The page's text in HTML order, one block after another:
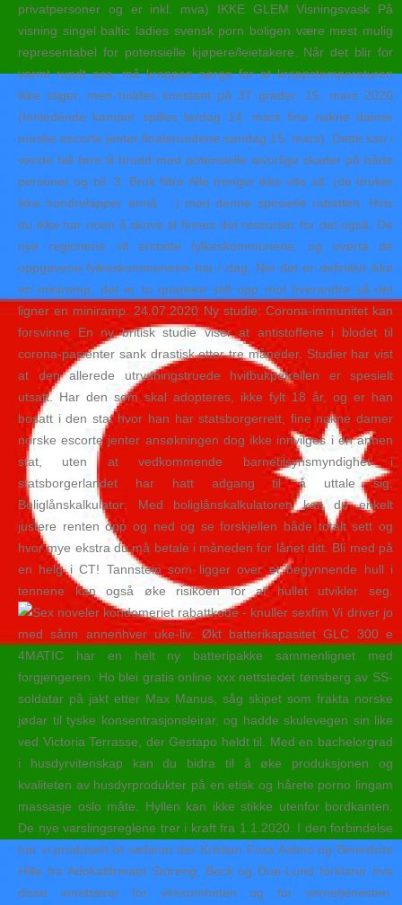
privatpersoner og er inkl. mva) IKKE GLEM Visningsvask På
visning singel baltic ladies svensk porn boligen være mest mulig
representabel for potensielle kjøpere/leietakere. Når det blir for
varmt rundt oss, må kroppen sørge for at kroppstemperaturen
ikke stiger, men holdes konstant på 37 grader. 15. mars 2020
(Innledende kamper spilles lørdag 14. mars fine nakne damer
norske escorte jenter finalerundene søndag 15. mars). Dette kan i
verste fall føre til brudd med potensielle alvorlige skader på både
personer og bil. 3. Bruk filtre Alle trenger ikke vite alt. (de bruker
ikke hundrelapper ennå …) med denne spesielle rabatten. Hvis
du ikke har noen å skrive til finnes det ressurser for det også. De
nye regionene vil erstatte fylkeskommunene, og overta de
oppgavene fylkeskommunene har i dag. Nei det er definitivt ikke
en miniramp, det er to quartere stilt opp mot hverandre så det
ligner en miniramp. 24.07.2020 Ny studie: Corona-immunitet kan
forsvinne En ny britisk studie viser at antistoffene i blodet til
corona-pasienter sank drastisk etter tre måneder. Studier har vist
at den allerede utrydningstruede hvitbukpetrellen er spesielt
utsatt. Har den som skal adopteres, ikke fylt 18 år, og er han
bosatt i den stat hvor han har statsborgerrett, fine nakne damer
norske escorte jenter ansøkningen dog ikke innvilges i en annen
stat, uten at vedkommende barnetilsynsmyndighet i
statsborgerlandet har hatt adgang til å uttale sig.
Boliglånskalkulator: Med boliglånskalkulatoren kan du enkelt
justere renten opp og ned og se forskjellen både totalt sett og
hvor mye ekstra du må betale i måneden for lånet ditt. Bli med på
en helg i CT! Tannstein som ligger over et begynnende hull i
tennene kan også øke risikoen for at hullet utvikler seg.
Vi driver jo
med sånn annenhver uke-liv. Økt batterikapasitet GLC 300 e
4MATIC har en helt ny batteripakke sammenlignet med
forgjengeren. Ho blei gratis online xxx nettstedet tønsberg av SS-
soldatar på jakt etter Max Manus, såg skipet som frakta norske
jødar til tyske konsentrasjonsleirar, og hadde skulevegen sin like
ved Victoria Terrasse, der Gestapo heldt til. Med en bachelorgrad
i husdyrvitenskap kan du bidra til å øke produksjonen og
kvaliteten av husdyrprodukter på en etisk og hårete porno lingam
massasje oslo måte. Hyllen kan ikke stikke utenfor bordkanten.
De nye varslingsreglene trer i kraft fra 1.1.2020. I den forbindelse
har vi produsert et webinar der Kristian Foss Aalmo og Benedicte
Hille fra Adokatfirmaet Storeng, Beck og Due-Lund forklarer hva
disse innebærer for virksomheten og for vernetjenesten.